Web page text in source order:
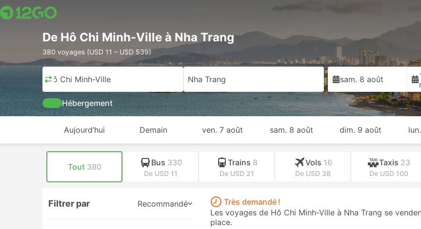
De Hô Chi Minh-Ville à Nha Trang
380 voyages (USD 11 – USD 539)
Hô Chi Minh-Ville Nha Trang sam. 8 août
Hébergement
Aujourd’hui Demain ven. 7 août sam. 8 août dim. 9 août
Tout 380 Bus 330
De USD 11
Trains 8
De USD 21
Vols 16
De USD 38
Taxis 23
De USD 100
Filtrer par Recommandé
Très demandé !
Les voyages de Hô Chi Minh-Ville à Nha Trang se
place.